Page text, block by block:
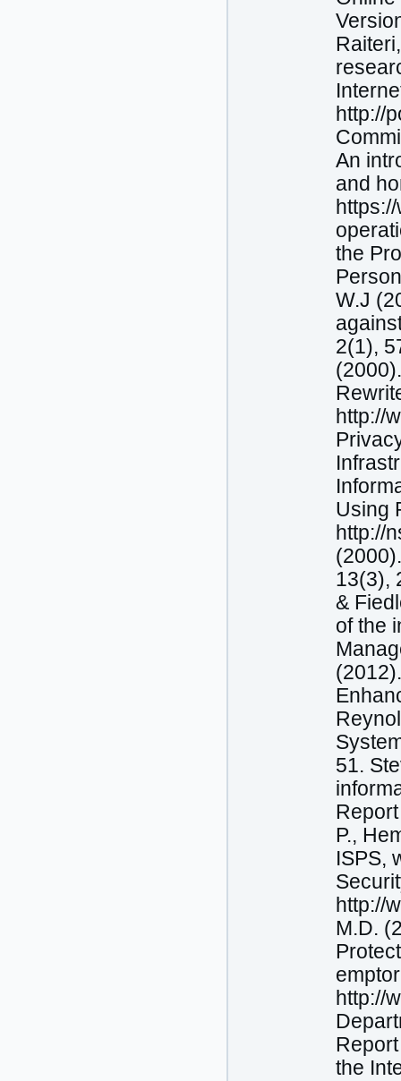
http://
An
and
the
W.J
2(1),
http://
Using
http://
13(3),
&
of the
51.
P.,
ISPS,
http://
M.D.
http://
the